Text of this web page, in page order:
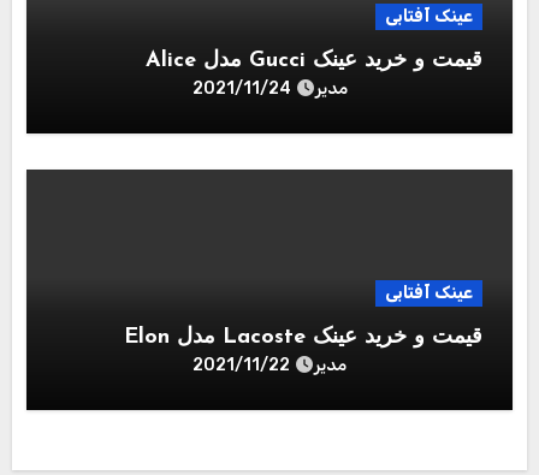
عینک آفتابی
قیمت و خرید عینک Gucci مدل Alice
مدیر 2021/11/24
عینک آفتابی
قیمت و خرید عینک Lacoste مدل Elon
مدیر 2021/11/22